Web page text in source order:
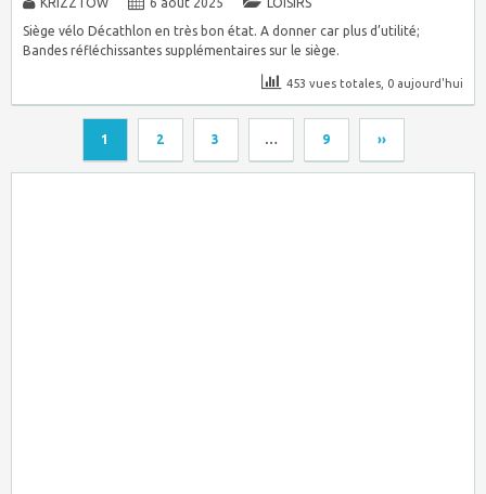
Siège vélo Décathlon en très bon état. A donner car plus d’utilité;
Bandes réfléchissantes supplémentaires sur le siège.
453 vues totales, 0 aujourd'hui
1 2 3 … 9 ››